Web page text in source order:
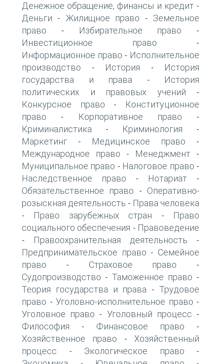
Денежное обращение, финансы и кредит-
Деньги - Жилищное право - Земельное
право - Избирательное право -
Инвестиционное право -
Информационное право - Исполнительное
производство - История -
История
государства и права -
История
политических и правовых учений -
Конкурсное право -
Конституционное
право - Корпоративное право -
Криминалистика - Криминология -
Маркетинг - Медицинское право -
Международное право - Менеджмент -
Муниципальное право - Налоговое право -
Наследственное право - Нотариат -
Обязательственное право - Оперативно-
розыскная деятельность - Права человека
- Право зарубежных стран -
Право
социального обеспечения - Правоведение
- Правоохранительная деятельность -
Предпринимательское право - Семейное
право - Страховое право -
Судопроизводство - Таможенное право -
Теория государства и права -Трудовое
право - Уголовно-исполнительное право -
Уголовное право - Уголовный процесс -
Философия - Финансовое право -
Хозяйственное право -Хозяйственный
процесс - Экологическое право -